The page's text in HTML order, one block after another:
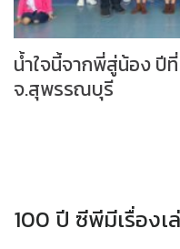
น้ำใจนี้จากพี่สู่น้อง ปีที่
จ.สุพรรณบุรี
100 ปี ซีพีมีเรื่องเ